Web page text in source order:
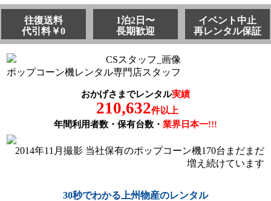
往復送料
代引料￥0
1泊2日〜
長期歓迎
イベント中止
再レンタル保証
ポップコーン機レンタル専門店スタッフ
おかげさまでレンタル実績
210,632件以上
年間利用者数・保有台数・ 業界日本一!!!
2014年11月撮影 当社保有のポップコーン機170台まだまだ
増え続けています
30秒でわかる上州物産のレンタル